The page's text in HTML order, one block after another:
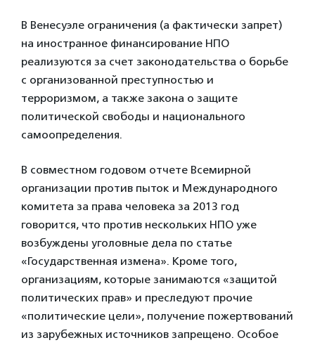
В Венесуэле ограничения (а фактически запрет)
на иностранное финансирование НПО
реализуются за счет законодательства о борьбе
с организованной преступностью и
терроризмом, а также закона о защите
политической свободы и национального
самоопределения.
В совместном годовом отчете Всемирной
организации против пыток и Международного
комитета за права человека за 2013 год
говорится, что против нескольких НПО уже
возбуждены уголовные дела по статье
«Государственная измена». Кроме того,
организациям, которые занимаются «защитой
политических прав» и преследуют прочие
«политические цели», получение пожертвований
из зарубежных источников запрещено. Особое